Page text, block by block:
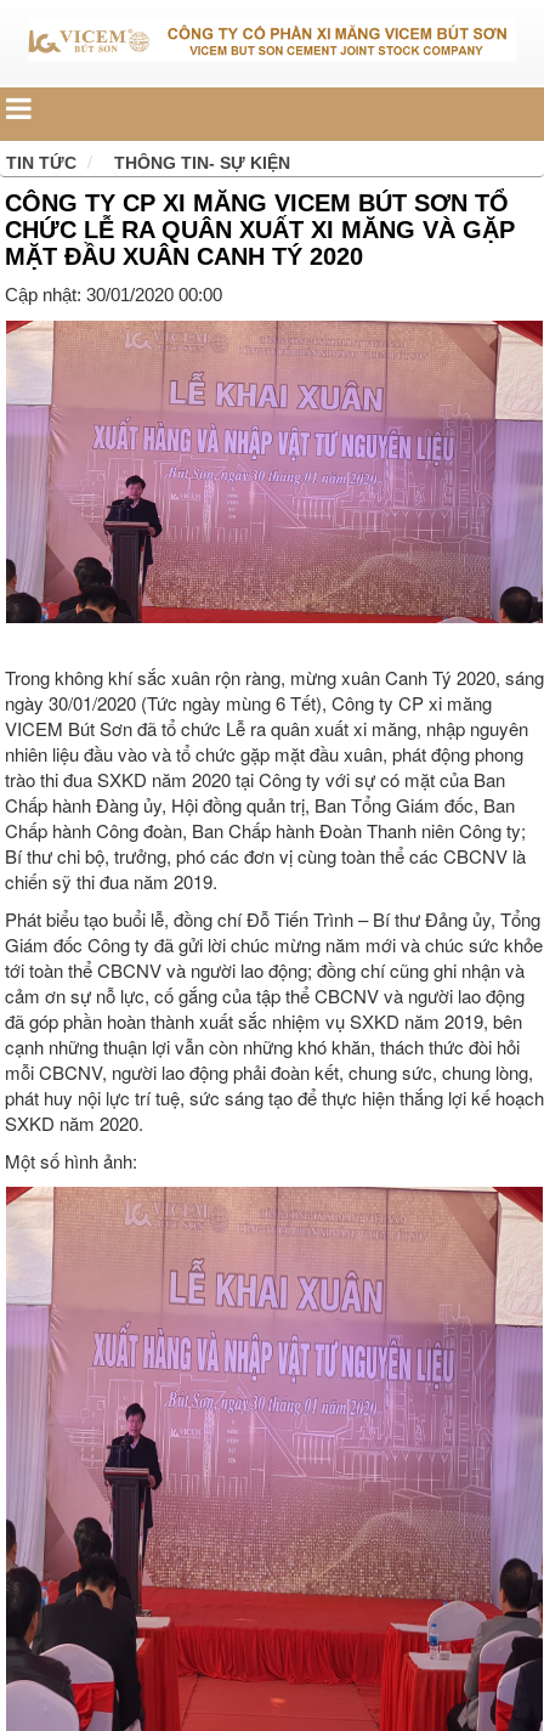
TIN TỨC THÔNG TIN- SỰ KIỆN
CÔNG TY CP XI MĂNG VICEM BÚT SƠN TỔ
CHỨC LỄ RA QUÂN XUẤT XI MĂNG VÀ GẶP
MẶT ĐẦU XUÂN CANH TÝ 2020
Cập nhật: 30/01/2020 00:00
Trong không khí sắc xuân rộn ràng, mừng xuân Canh Tý 2020, sáng
ngày 30/01/2020 (Tức ngày mùng 6 Tết), Công ty CP xi măng
VICEM Bút Sơn đã tổ chức Lễ ra quân xuất xi măng, nhập nguyên
nhiên liệu đầu vào và tổ chức gặp mặt đầu xuân, phát động phong
trào thi đua SXKD năm 2020 tại Công ty với sự có mặt của Ban
Chấp hành Đàng ủy, Hội đồng quản trị, Ban Tổng Giám đốc, Ban
Chấp hành Công đoàn, Ban Chấp hành Đoàn Thanh niên Công ty;
Bí thư chi bộ, trưởng, phó các đơn vị cùng toàn thể các CBCNV là
chiến sỹ thi đua năm 2019.
Phát biểu tạo buổi lễ, đồng chí Đỗ Tiến Trình – Bí thư Đảng ủy, Tổng
Giám đốc Công ty đã gửi lời chúc mừng năm mới và chúc sức khỏe
tới toàn thể CBCNV và người lao động; đồng chí cũng ghi nhận và
cảm ơn sự nỗ lực, cố gắng của tập thể CBCNV và người lao động
đã góp phần hoàn thành xuất sắc nhiệm vụ SXKD năm 2019, bên
cạnh những thuận lợi vẫn còn những khó khăn, thách thức đòi hỏi
mỗi CBCNV, người lao động phải đoàn kết, chung sức, chung lòng,
phát huy nội lực trí tuệ, sức sáng tạo để thực hiện thắng lợi kế hoạch
SXKD năm 2020.
Một số hình ảnh: